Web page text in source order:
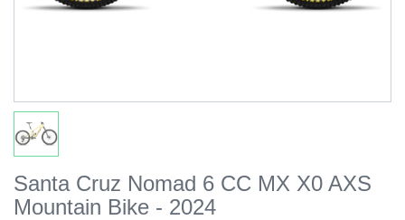
Santa Cruz Nomad 6 CC MX X0 AXS
Mountain Bike - 2024